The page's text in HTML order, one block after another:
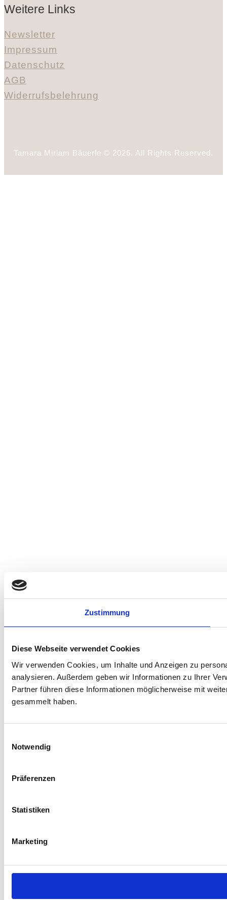
Zustimmung
Diese Webseite verwendet Cookies
Wir verwenden Cookies, um Inhalte und Anzeigen zu
analysieren. Außerdem geben wir Informationen zu Ihrer
Partner führen diese Informationen möglicherweise mit
gesammelt haben.
Notwendig
Präferenzen
Statistiken
Marketing
Weitere Links
Newsletter
Impressum
Datenschutz
AGB
Widerrufsbelehrung
Tamara Miriam Bäuerle © 2026. All Rights Reserved.